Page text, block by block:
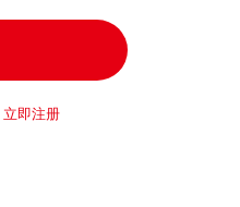
立即注册